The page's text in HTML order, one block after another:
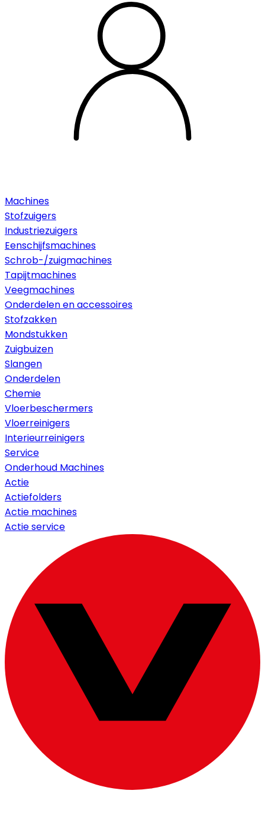
Machines
Stofzuigers
Industriezuigers
Eenschijfsmachines
Schrob-/zuigmachines
Tapijtmachines
Veegmachines
Onderdelen en accessoires
Stofzakken
Mondstukken
Zuigbuizen
Slangen
Onderdelen
Chemie
Vloerbeschermers
Vloerreinigers
Interieurreinigers
Service
Onderhoud Machines
Actie
Actiefolders
Actie machines
Actie service